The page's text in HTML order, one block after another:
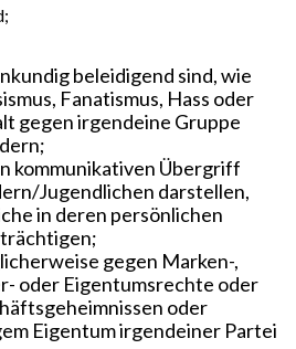
beleidigend sind, wie
Fanatismus, Hass oder
gegen irgendeine Gruppe
kommunikativen Übergriff
Jugendlichen darstellen,
in deren persönlichen
gegen Marken-,
oder Eigentumsrechte oder
oder
Eigentum irgendeiner Partei